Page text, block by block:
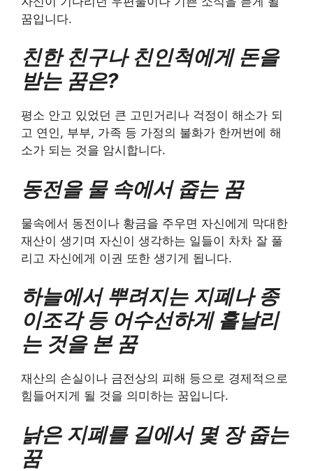
꿈입니다.
친한 친구나 친인척에게 돈을
받는 꿈은?
평소 안고 있었던 큰 고민거리나 걱정이 해소가 되
고 연인, 부부, 가족 등 가정의 불화가 한꺼번에 해
소가 되는 것을 암시합니다.
동전을 물 속에서 줍는 꿈
물속에서 동전이나 황금을 주우면 자신에게 막대한
재산이 생기며 자신이 생각하는 일들이 차차 잘 풀
리고 자신에게 이권 또한 생기게 됩니다.
하늘에서 뿌려지는 지폐나 종
이조각 등 어수선하게 흩날리
는 것을 본 꿈
재산의 손실이나 금전상의 피해 등으로 경제적으로
힘들어지게 될 것을 의미하는 꿈입니다.
낡은 지폐를 길에서 몇 장 줍는
꿈